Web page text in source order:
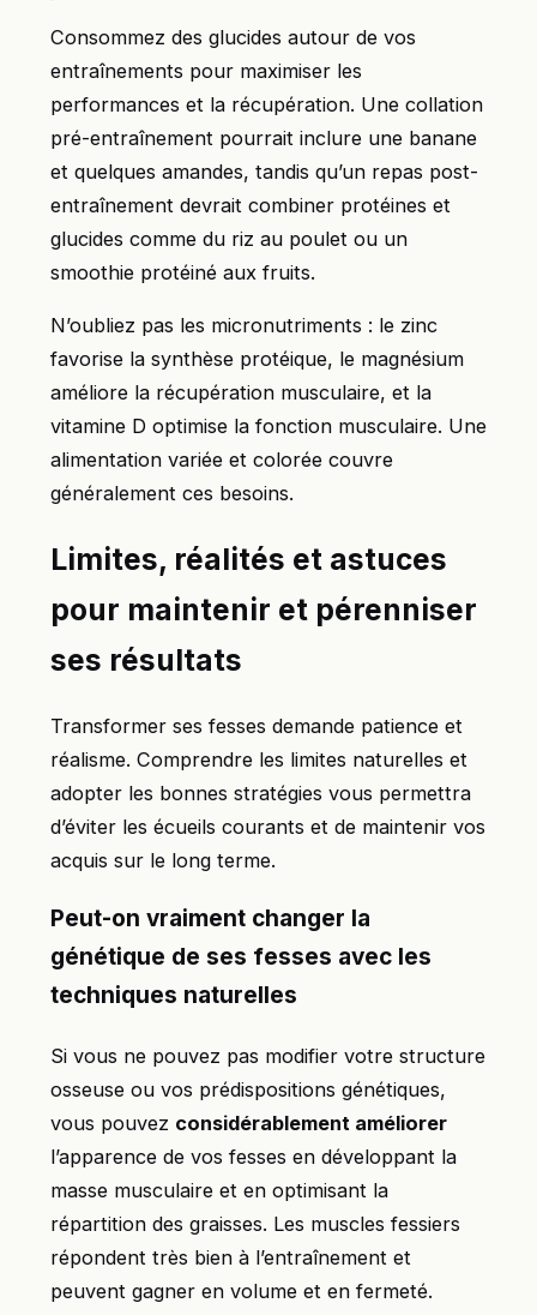
Consommez des glucides autour de vos
entraînements pour maximiser les
performances et la récupération. Une collation
pré-entraînement pourrait inclure une banane
et quelques amandes, tandis qu’un repas post-
entraînement devrait combiner protéines et
glucides comme du riz au poulet ou un
smoothie protéiné aux fruits.
N’oubliez pas les micronutriments : le zinc
favorise la synthèse protéique, le magnésium
améliore la récupération musculaire, et la
vitamine D optimise la fonction musculaire. Une
alimentation variée et colorée couvre
généralement ces besoins.
Limites, réalités et astuces
pour maintenir et pérenniser
ses résultats
Transformer ses fesses demande patience et
réalisme. Comprendre les limites naturelles et
adopter les bonnes stratégies vous permettra
d’éviter les écueils courants et de maintenir vos
acquis sur le long terme.
Peut-on vraiment changer la
génétique de ses fesses avec les
techniques naturelles
Si vous ne pouvez pas modifier votre structure
osseuse ou vos prédispositions génétiques,
vous pouvez considérablement améliorer
l’apparence de vos fesses en développant la
masse musculaire et en optimisant la
répartition des graisses. Les muscles fessiers
répondent très bien à l’entraînement et
peuvent gagner en volume et en fermeté.